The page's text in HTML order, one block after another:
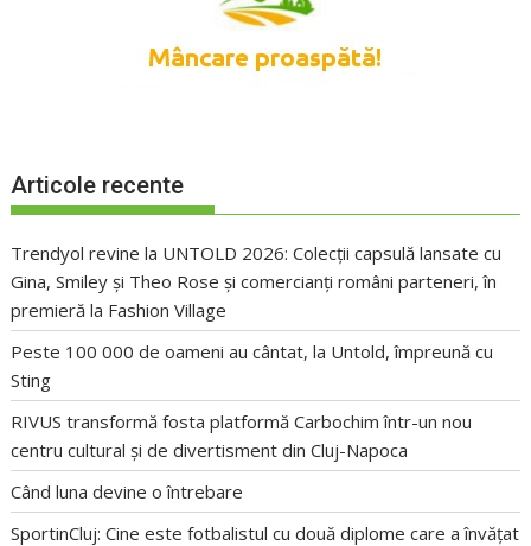
Articole recente
Trendyol revine la UNTOLD 2026: Colecții capsulă lansate cu
Gina, Smiley și Theo Rose și comercianți români parteneri, în
premieră la Fashion Village
Peste 100 000 de oameni au cântat, la Untold, împreună cu
Sting
RIVUS transformă fosta platformă Carbochim într-un nou
centru cultural și de divertisment din Cluj-Napoca
Când luna devine o întrebare
SportinCluj: Cine este fotbalistul cu două diplome care a învățat